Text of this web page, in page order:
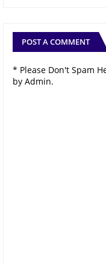
POST A COMMENT
* Please Don't Spam
by Admin.